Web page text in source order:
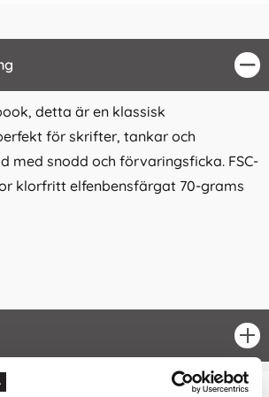
detta är en klassisk
för skrifter, tankar och
med snodd och förvaringsficka. FSC-
klorfritt elfenbensfärgat 70-grams